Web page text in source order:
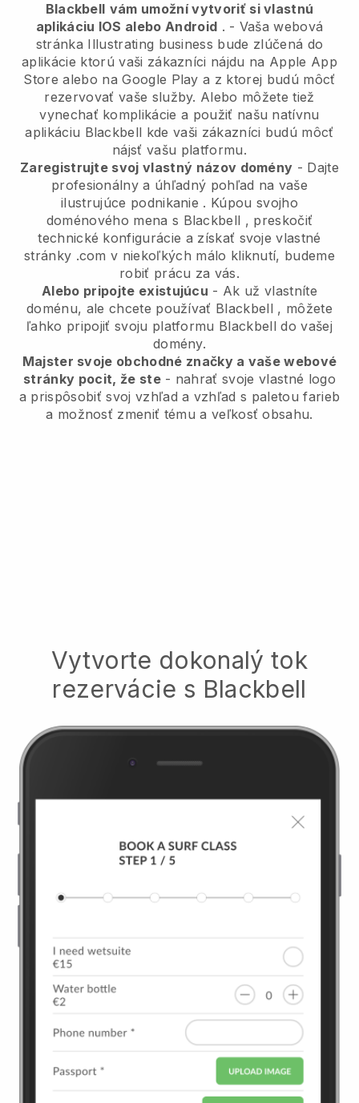
Blackbell vám umožní vytvoriť si vlastnú
aplikáciu IOS alebo Android . - Vaša webová
stránka Illustrating business bude zlúčená do
aplikácie ktorú vaši zákazníci nájdu na Apple App
Store alebo na Google Play a z ktorej budú môcť
rezervovať vaše služby. Alebo môžete tiež
vynechať komplikácie a použiť našu natívnu
aplikáciu Blackbell kde vaši zákazníci budú môcť
nájsť vašu platformu.
Zaregistrujte svoj vlastný názov domény - Dajte
profesionálny a úhľadný pohľad na vaše
ilustrujúce podnikanie . Kúpou svojho
doménového mena s Blackbell , preskočiť
technické konfigurácie a získať svoje vlastné
stránky .com v niekoľkých málo kliknutí, budeme
robiť prácu za vás.
Alebo pripojte existujúcu - Ak už vlastníte
doménu, ale chcete používať Blackbell , môžete
ľahko pripojiť svoju platformu Blackbell do vašej
domény.
Majster svoje obchodné značky a vaše webové
stránky pocit, že ste- nahrať svoje vlastné logo
a prispôsobiť svoj vzhľad a vzhľad s paletou farieb
a možnosť zmeniť tému a veľkosť obsahu.
Vytvorte dokonalý tok
rezervácie s Blackbell